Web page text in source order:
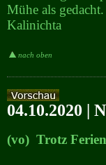
Mühe als
Kalinichta
nach oben
04.10.2020 |
(vo) Trotz